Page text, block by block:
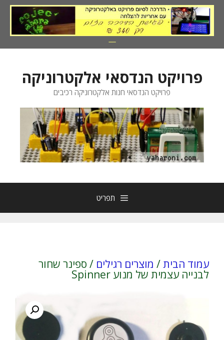
לדלג
לתוכן
פרויקט הנדסאי אלקטרוניקה
פרויקט הנדסאי חנות אלקטרוניקה רכיבים
תפריט
עמוד הבית/ מוצרים רגילים / ספינר שחור
לבנייה עצמית של מנוע Spinner